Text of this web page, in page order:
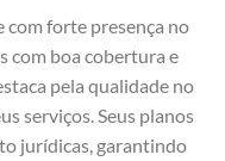
com forte presença no
com boa cobertura e
pela qualidade no
serviços. Seus planos
jurídicas, garantindo